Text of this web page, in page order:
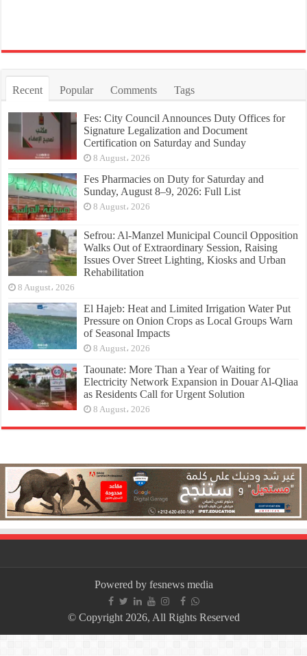
Recent Popular Comments Tags
Fes: City Council Announces Duty Offices for
Signature Legalization and Document
Certification on Saturday and Sunday
8 August، 2026
Fes Pharmacies on Duty for Saturday and
Sunday, August 8–9, 2026: Full List
8 August، 2026
Sefrou: Al-Manzel Municipal Council Opposition
Walks Out of Extraordinary Session, Raising
Issues Over Street Lighting, Kiosks and Urban
Rehabilitation
8 August، 2026
El Hajeb: Heat and Limited Irrigation Water Put
Pressure on Onion Crops as Local Groups Warn
of Seasonal Impacts
8 August، 2026
Taounate: More Than a Year of Waiting for
Electricity Network Expansion in Douar Al-Qliaa
as Residents Call for Urgent Solution
8 August، 2026
Powered by fesnews media
© Copyright 2026, All Rights Reserved